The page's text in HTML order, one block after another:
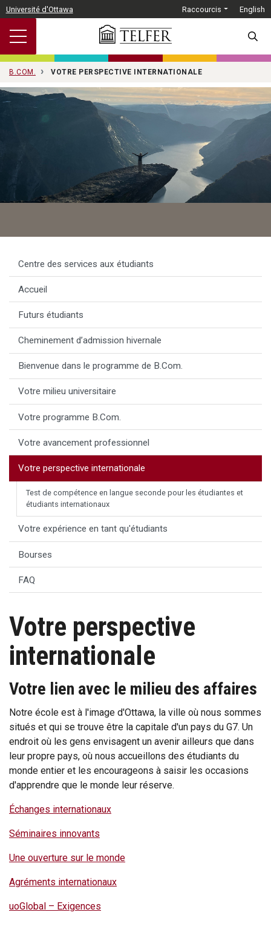
Passer au contenu principal
Université d'Ottawa Raccourcis English
B.COM. VOTRE PERSPECTIVE INTERNATIONALE
Centre des services aux étudiants
Accueil
Futurs étudiants
Cheminement d’admission hivernale
Bienvenue dans le programme de B.Com.
Votre milieu universitaire
Votre programme B.Com.
Votre avancement professionnel
Votre perspective internationale
Test de compétence en langue seconde pour les étudiantes et
étudiants internationaux
Votre expérience en tant qu'étudiants
Bourses
FAQ
Votre perspective
internationale
Votre lien avec le milieu des affaires
Notre école est à l'image d'Ottawa, la ville où nous sommes
situés et qui se trouve être la capitale d'un pays du G7. Un
endroit où les gens envisagent un avenir ailleurs que dans
leur propre pays, où nous accueillons des étudiants du
monde entier et les encourageons à saisir les occasions
d'apprendre que le monde leur réserve.
Échanges internationaux
Séminaires innovants
Une ouverture sur le monde
Agréments internationaux
uoGlobal – Exigences